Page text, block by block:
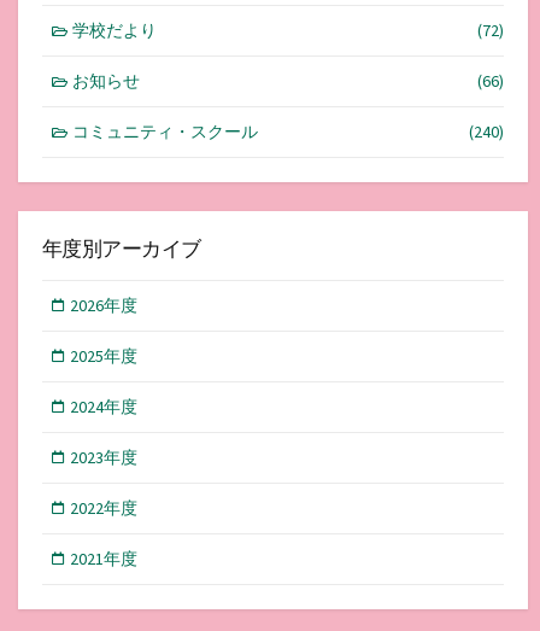
学校だより (72)
お知らせ (66)
コミュニティ・スクール (240)
年度別アーカイブ
2026年度
2025年度
2024年度
2023年度
2022年度
2021年度